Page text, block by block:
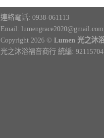
連絡電話: 0938-061113
Email: lumengrace2020@gmail.com
Copyright 2026 © Lumen 光之沐
光之沐浴福音商行 統編: 92115704